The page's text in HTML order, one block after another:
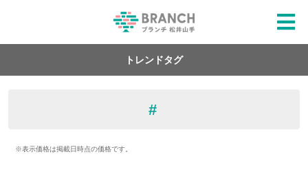
トレンドタグ
※表示価格は掲載日時点の価格です。